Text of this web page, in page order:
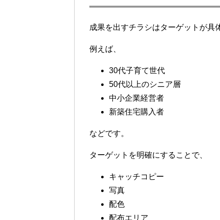
成果を出すチラシはターゲットが具
例えば、
30代子育て世代
50代以上のシニア層
中小企業経営者
新築住宅購入者
などです。
ターゲットを明確にすることで、
キャッチコピー
写真
配色
配布エリア